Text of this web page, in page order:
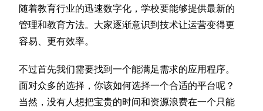
随着教育行业的迅速数字化，学校要能够提供最新的
管理和教育方法。大家逐渐意识到技术让运营变得更
容易、更有效率。
不过首先我们需要找到一个能满足需求的应用程序。
面对众多的选择，你该如何选择一个合适的平台呢？
当然，没有人想把宝贵的时间和资源浪费在一个只能